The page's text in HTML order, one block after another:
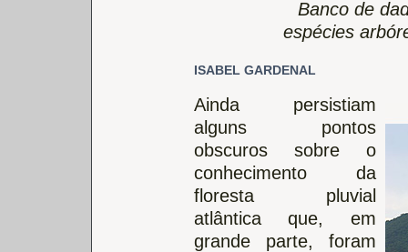
Banco de
espécies
ISABEL GARDENAL
Ainda persistiam
alguns pontos
obscuros sobre o
conhecimento da
floresta pluvial
atlântica que, em
grande parte, foram